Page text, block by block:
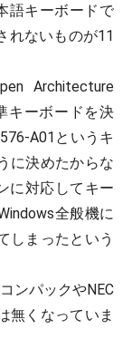
語キーボードで
れないものが11
Architecture
キーボードを決
A01というキ
に決めたからな
に対応してキー
全般機に
しまったという
ンパックやNEC
無くなっていま